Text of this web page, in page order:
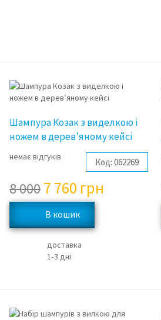
Шампура Козак з виделкою і
ножем в дерев’яному кейсі
немає відгуків Код: 062269
8 0007 760 грн
доставка
1‑3 дні